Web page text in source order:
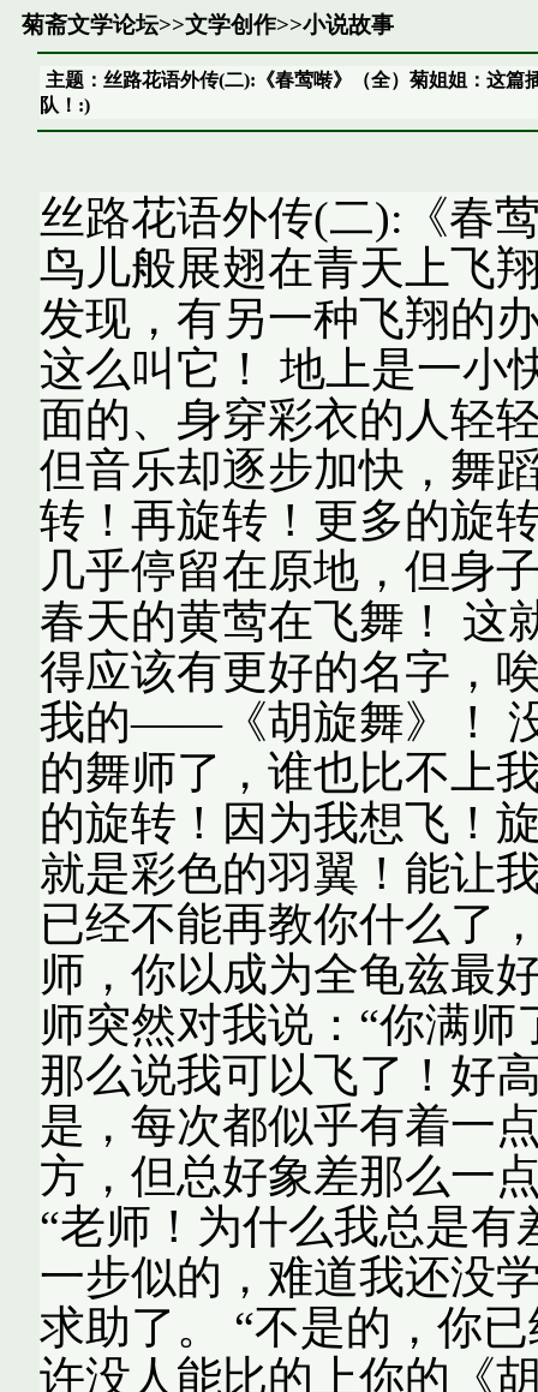
菊斋文学论坛>>文学创作>>小说故事
主题：丝路花语外传(二):《春莺啭》（全）菊姐姐：这篇
队！:)
丝路花语外传(二):《春
鸟儿般展翅在青天上飞
发现，有另一种飞翔的
这么叫它！ 地上是一小
面的、身穿彩衣的人轻
但音乐却逐步加快，舞
转！再旋转！更多的旋
几乎停留在原地，但身
春天的黄莺在飞舞！ 这
得应该有更好的名字，
我的——《胡旋舞》！
的舞师了，谁也比不上
的旋转！因为我想飞！
就是彩色的羽翼！能让
已经不能再教你什么了
师，你以成为全龟兹最
师突然对我说：“你满
那么说我可以飞了！好
是，每次都似乎有着一
方，但总好象差那么一
“老师！为什么我总是
一步似的，难道我还没
求助了。 “不是的，你
许没人能比的上你的《